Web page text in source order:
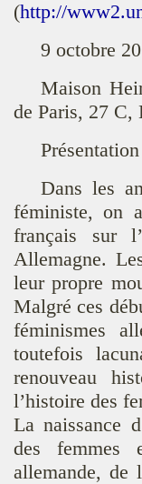
(http://
9 octobre
Maison
de Paris, 27 C,
Dans les
féministe, on
français sur
Allemagne.
leur propre
Malgré ces
féminismes
toutefois
renouveau
l’histoire des
La naissance
des femmes
allemande, de